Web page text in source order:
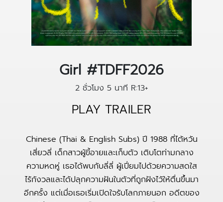
Girl #TDFF2026
2 ชั่วโมง 5 นาที R:13+
PLAY TRAILER
Chinese (Thai & English Subs) ปี 1988 ที่ไต้หวัน
เสี่ยวลี่ เด็กสาวผู้ขี้อายและเก็บตัว เติบโตท่ามกลาง
ความหดหู่ เธอได้พบกับลี่ลี่ ผู้เปี่ยมไปด้วยความสดใส
ไร้กังวลและได้ปลุกความฝันในตัวที่ถูกฝังไว้ให้ตื่นขึ้นมา
อีกครั้ง แต่เมื่อเธอเริ่มเปิดใจรับโลกภายนอก อดีตของ